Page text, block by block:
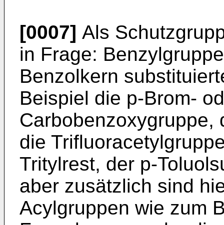
[0007] Als
in Frage:
Benzolkern
Beispiel die p-Brom-
Carbobenzoxygruppe,
die
Tritylrest, der p-
aber zusätzlich sind
Acylgruppen wie zum